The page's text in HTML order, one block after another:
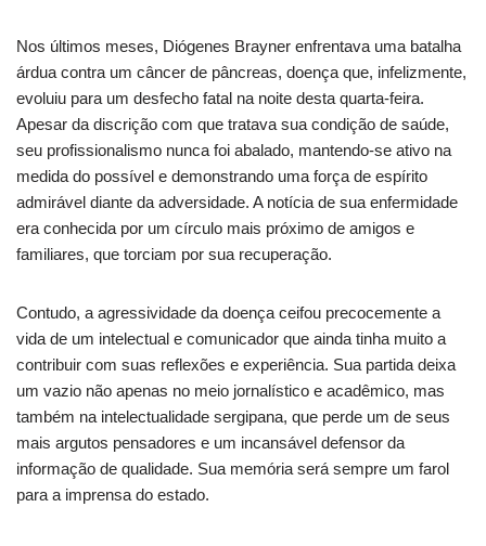
Nos últimos meses, Diógenes Brayner enfrentava uma batalha
árdua contra um câncer de pâncreas, doença que, infelizmente,
evoluiu para um desfecho fatal na noite desta quarta-feira.
Apesar da discrição com que tratava sua condição de saúde,
seu profissionalismo nunca foi abalado, mantendo-se ativo na
medida do possível e demonstrando uma força de espírito
admirável diante da adversidade. A notícia de sua enfermidade
era conhecida por um círculo mais próximo de amigos e
familiares, que torciam por sua recuperação.
Contudo, a agressividade da doença ceifou precocemente a
vida de um intelectual e comunicador que ainda tinha muito a
contribuir com suas reflexões e experiência. Sua partida deixa
um vazio não apenas no meio jornalístico e acadêmico, mas
também na intelectualidade sergipana, que perde um de seus
mais argutos pensadores e um incansável defensor da
informação de qualidade. Sua memória será sempre um farol
para a imprensa do estado.